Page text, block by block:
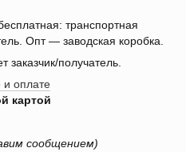
транспортная
Опт — заводская коробка.
заказчик/получатель.
и оплате
картой
сообщением)